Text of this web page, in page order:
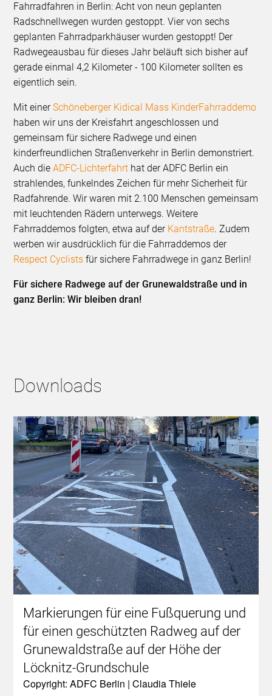
Fahrradfahren in Berlin: Acht von neun geplanten
Radschnellwegen wurden gestoppt. Vier von sechs
geplanten Fahrradparkhäuser wurden gestoppt! Der
Radwegeausbau für dieses Jahr beläuft sich bisher auf
gerade einmal 4,2 Kilometer - 100 Kilometer sollten es
eigentlich sein.
Mit einerSchöneberger Kidical Mass KinderFahrraddemo
haben wir uns der Kreisfahrt angeschlossen und
gemeinsam für sichere Radwege und einen
kinderfreundlichen Straßenverkehr in Berlin demonstriert.
Auch dieADFC-Lichterfahrt hat der ADFC Berlin ein
strahlendes, funkelndes Zeichen für mehr Sicherheit für
Radfahrende. Wir waren mit 2.100 Menschen gemeinsam
mit leuchtenden Rädern unterwegs. Weitere
Fahrraddemos folgten, etwa auf derKantstraße. Zudem
werben wir ausdrücklich für die Fahrraddemos der
Respect Cyclists für sichere Fahrradwege in ganz Berlin!
Für sichere Radwege auf der Grunewaldstraße und in
ganz Berlin: Wir bleiben dran!
Downloads
Markierungen für eine Fußquerung und
für einen geschützten Radweg auf der
Grunewaldstraße auf der Höhe der
Löcknitz-Grundschule
Copyright: ADFC Berlin | Claudia Thiele